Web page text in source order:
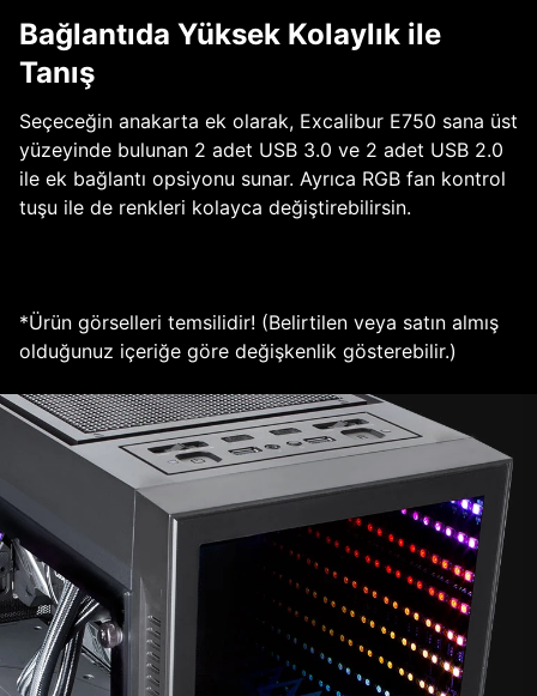
Bağlantıda Yüksek Kolaylık ile
Tanış
Seçeceğin anakarta ek olarak, Excalibur E750 sana üst
yüzeyinde bulunan 2 adet USB 3.0 ve 2 adet USB 2.0
ile ek bağlantı opsiyonu sunar. Ayrıca RGB fan kontrol
tuşu ile de renkleri kolayca değiştirebilirsin.
*Ürün görselleri temsilidir! (Belirtilen veya satın almış
olduğunuz içeriğe göre değişkenlik gösterebilir.)